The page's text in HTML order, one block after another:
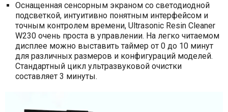
Оснащенная сенсорным экраном со светодиодной
подсветкой, интуитивно понятным интерфейсом и
точным контролем времени, Ultrasonic Resin Cleaner
W230 очень проста в управлении. На легко читаемом
дисплее можно выставить таймер от 0 до 10 минут
для различных размеров и конфигураций моделей.
Стандартный цикл ультразвуковой очистки
составляет 3 минуты.